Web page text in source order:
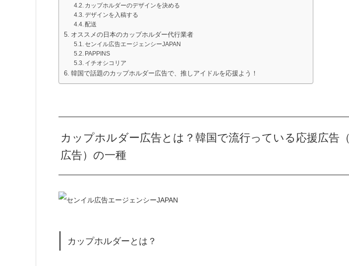
カップホルダーのデザインを決める
デザインを入稿する
配送
オススメの日本のカップホルダー代行業者
センイル広告エージェンシーJAPAN
PAPPINS
イチオシコリア
韓国で話題のカップホルダー広告で、推しアイドルを応援よう！
カップホルダー広告とは？韓国で流行っている応援広告
広告）の一種
カップホルダーとは？